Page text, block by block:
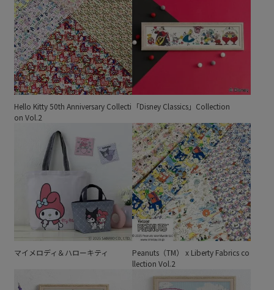
Hello Kitty 50th Anniversary Collecti
on Vol.2
「Disney Classics」Collection
マイメロディ＆ハローキティ
Peanuts（TM） x Liberty Fabrics co
llection Vol.2